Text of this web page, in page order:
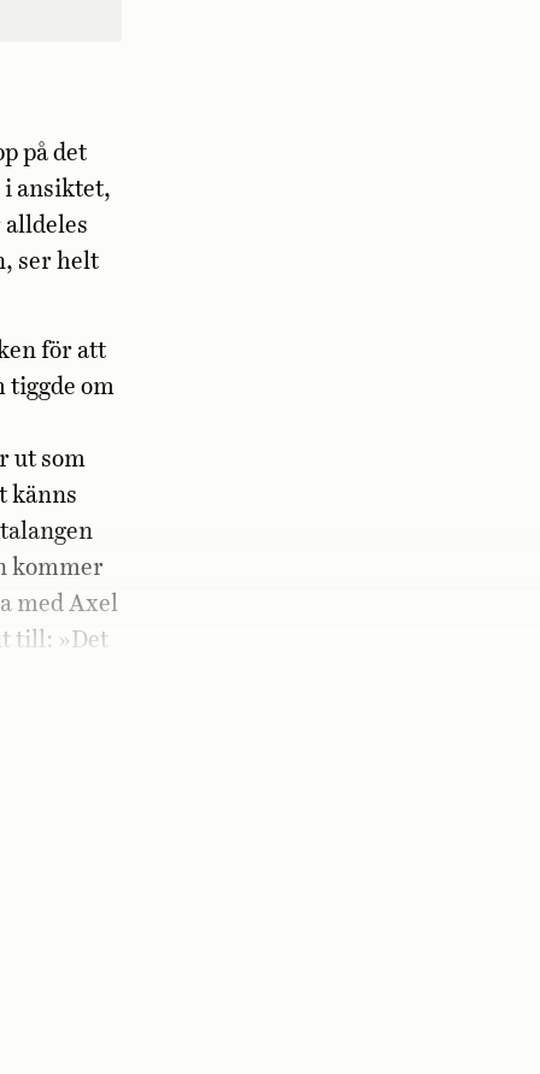
på det
i ansiktet,
ser helt
för att
tiggde om
ut som
känns
kommer
med Axel
till: »Det